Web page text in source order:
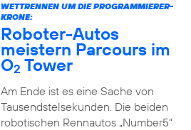
WETTRENNEN UM DIE PROGRAMMIERER-
KRONE:
Roboter-Autos
meistern Parcours im
O2 Tower
Am Ende ist es eine Sache von
Tausendstelsekunden. Die beiden
robotischen Rennautos „Number5“